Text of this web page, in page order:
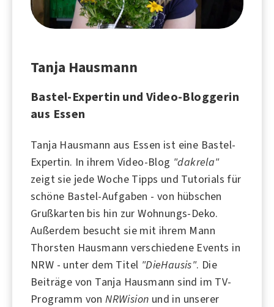
Tanja Hausmann
Bastel-Expertin und Video-Bloggerin
aus Essen
Tanja Hausmann aus Essen ist eine Bastel-
Expertin. In ihrem Video-Blog "dakrela"
zeigt sie jede Woche Tipps und Tutorials für
schöne Bastel-Aufgaben - von hübschen
Grußkarten bis hin zur Wohnungs-Deko.
Außerdem besucht sie mit ihrem Mann
Thorsten Hausmann verschiedene Events in
NRW - unter dem Titel "DieHausis". Die
Beiträge von Tanja Hausmann sind im TV-
Programm vonNRWision und in unserer